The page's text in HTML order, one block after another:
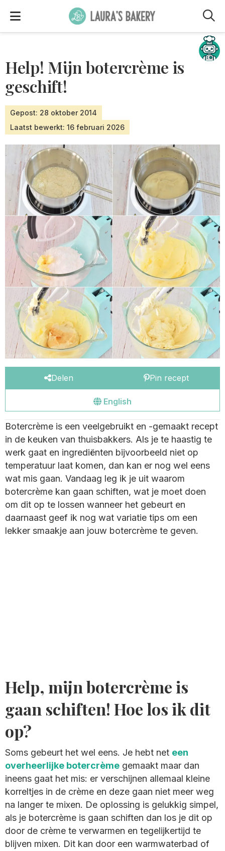
Help! Mijn botercrème is
geschift!
Gepost: 28 oktober 2014
Laatst bewerkt: 16 februari 2026
Delen Pin recept
English
the
english
site
Botercrème is een veelgebruikt en -gemaakt recept
in de keuken van thuisbakkers. Als je te haastig te
werk gaat en ingrediënten bijvoorbeeld niet op
temperatuur laat komen, dan kan er nog wel eens
wat mis gaan. Vandaag leg ik je uit waarom
botercrème kan gaan schiften, wat je moet doen
om dit op te lossen wanneer het gebeurt en
daarnaast geef ik nog wat variatie tips om een
lekker smaakje aan jouw botercrème te geven.
Help, mijn botercrème is
gaan schiften! Hoe los ik dit
op?
Soms gebeurt het wel eens. Je hebt net een
overheerlijke botercrème gemaakt maar dan
ineens gaat het mis: er verschijnen allemaal kleine
korreltjes in de crème en deze gaan niet meer weg
na langer te mixen. De oplossing is gelukkig simpel,
als je botercrème is gaan schiften dan los je dit op
door de crème te verwarmen en tegelijkertijd te
blijven mixen. Dit kan door een warmwaterbad of